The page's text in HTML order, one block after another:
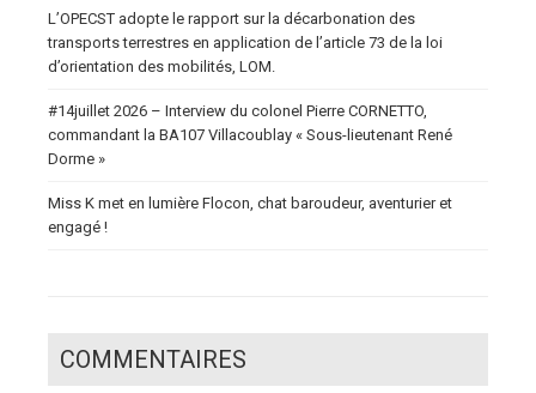
L’OPECST adopte le rapport sur la décarbonation des
transports terrestres en application de l’article 73 de la loi
d’orientation des mobilités, LOM.
#14juillet 2026 – Interview du colonel Pierre CORNETTO,
commandant la BA107 Villacoublay « Sous-lieutenant René
Dorme »
Miss K met en lumière Flocon, chat baroudeur, aventurier et
engagé !
COMMENTAIRES